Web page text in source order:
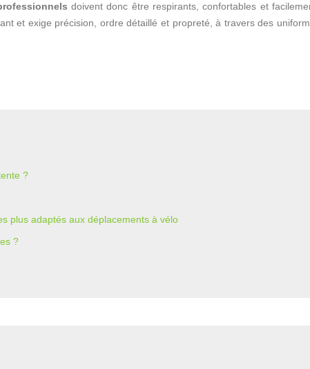
doivent donc être respirants, confortables et
et exige précision, ordre détaillé et propreté, à travers des
?
plus adaptés aux déplacements à vélo
?